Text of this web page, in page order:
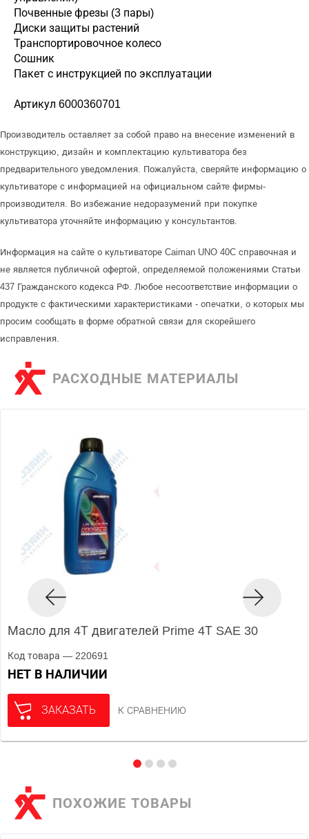
Почвенные фрезы (3 пары)
Диски защиты растений
Транспортировочное колесо
Сошник
Пакет с инструкцией по эксплуатации
Артикул 6000360701
Производитель оставляет за собой право на внесение изменений в
конструкцию, дизайн и комплектацию культиватора без
предварительного уведомления. Пожалуйста, сверяйте информацию о
культиваторе с информацией на официальном сайте фирмы-
производителя. Во избежание недоразумений при покупке
культиватора уточняйте информацию у консультантов.
Информация на сайте о культиваторе Caiman UNO 40C справочная и
не является публичной офертой, определяемой положениями Статьи
437 Гражданского кодекса РФ. Любое несоответствие информации о
продукте с фактическими характеристиками - опечатки, о которых мы
просим сообщать в форме обратной связи для скорейшего
исправления.
РАСХОДНЫЕ МАТЕРИАЛЫ
Масло для 4Т двигателей Prime 4Т SAE 30
Код товара — 220691
НЕТ В НАЛИЧИИ
ЗАКАЗАТЬ К СРАВНЕНИЮ
ПОХОЖИЕ ТОВАРЫ